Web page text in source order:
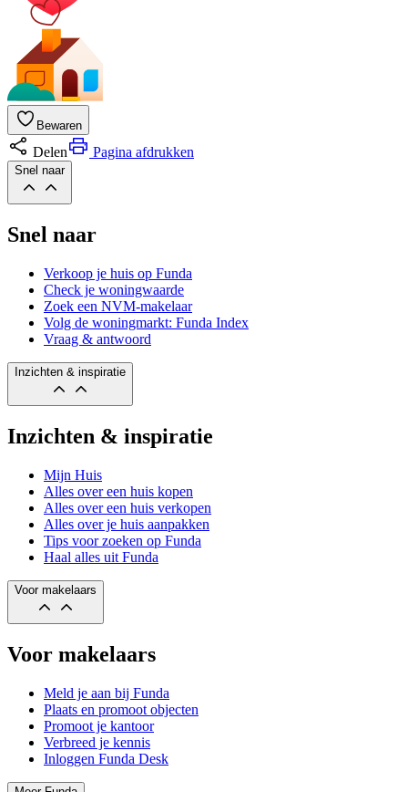
Bewaren
Delen Pagina afdrukken
Snel naar
Snel naar
Verkoop je huis op Funda
Check je woningwaarde
Zoek een NVM-makelaar
Volg de woningmarkt: Funda Index
Vraag & antwoord
Inzichten & inspiratie
Inzichten & inspiratie
Mijn Huis
Alles over een huis kopen
Alles over een huis verkopen
Alles over je huis aanpakken
Tips voor zoeken op Funda
Haal alles uit Funda
Voor makelaars
Voor makelaars
Meld je aan bij Funda
Plaats en promoot objecten
Promoot je kantoor
Verbreed je kennis
Inloggen Funda Desk